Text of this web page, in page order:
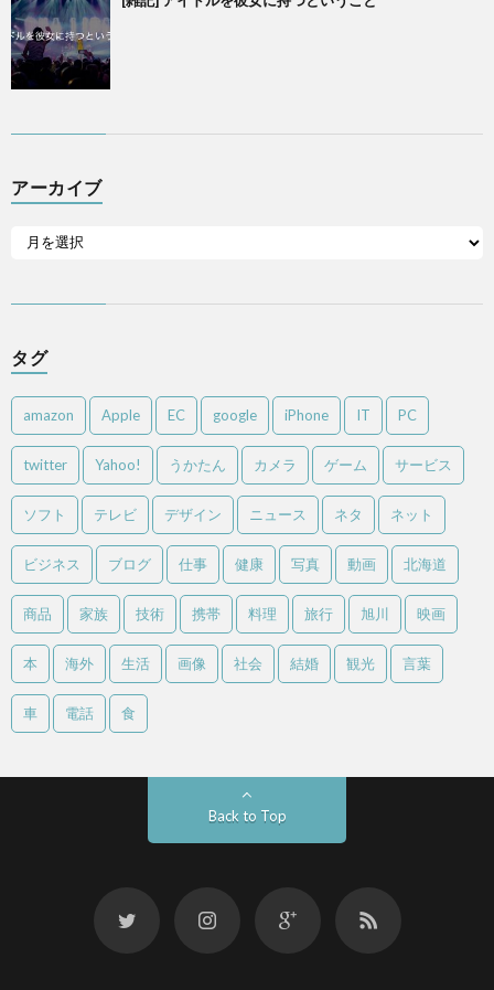
アーカイブ
タグ
amazon Apple EC google iPhone IT PC
twitter Yahoo! うかたん カメラ ゲーム サービス
ソフト テレビ デザイン ニュース ネタ ネット
ビジネス ブログ 仕事 健康 写真 動画 北海道
商品 家族 技術 携帯 料理 旅行 旭川 映画
本 海外 生活 画像 社会 結婚 観光 言葉
車 電話 食
Back to Top